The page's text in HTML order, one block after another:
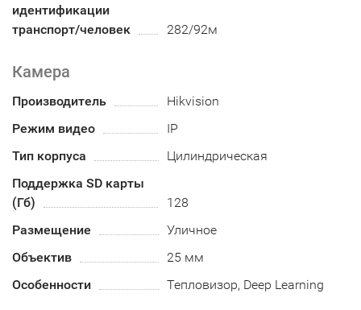
идентификации
транспорт/человек
282/92м
Камера
Производитель
Hikvision
Режим видео
IP
Тип корпуса
Цилиндрическая
Поддержка SD карты
(Гб)
128
Размещение
Уличное
Объектив
25 мм
Особенности
Тепловизор, Deep Learning